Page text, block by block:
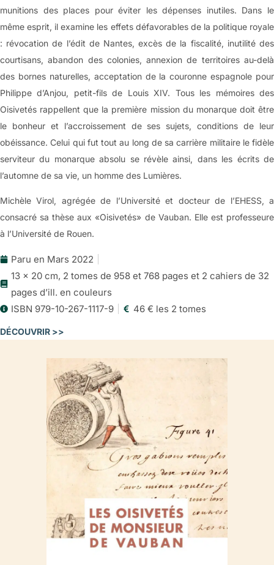
munitions des places pour éviter les dépenses inutiles. Dans le
même esprit, il examine les effets défavorables de la politique royale
: révocation de l’édit de Nantes, excès de la fiscalité, inutilité des
courtisans, abandon des colonies, annexion de territoires au-delà
des bornes naturelles, acceptation de la couronne espagnole pour
Philippe d’Anjou, petit-fils de Louis XIV. Tous les mémoires des
Oisivetés rappellent que la première mission du monarque doit être
le bonheur et l’accroissement de ses sujets, conditions de leur
obéissance. Celui qui fut tout au long de sa carrière militaire le fidèle
serviteur du monarque absolu se révèle ainsi, dans les écrits de
l’automne de sa vie, un homme des Lumières.
Michèle Virol, agrégée de l’Université et docteur de l’EHESS, a
consacré sa thèse aux «Oisivetés» de Vauban. Elle est professeure
à l’Université de Rouen.
Paru en Mars 2022
13 x 20 cm, 2 tomes de 958 et 768 pages et 2 cahiers de 32
pages d’ill. en couleurs
ISBN 979-10-267-1117-9
46 € les 2 tomes
DÉCOUVRIR >>